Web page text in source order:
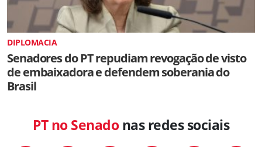
DIPLOMACIA
Senadores do PT repudiam revogação de visto
de embaixadora e defendem soberania do
Brasil
PT no Senadonas redes sociais